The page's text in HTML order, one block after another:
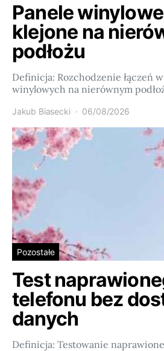
Panele
klejone na
podłożu
Definicja: Rozchodzenie łączeń
winylowych na nierównym
Jakub Biasecki 06/08/2026
Pozostałe
Test
telefonu bez
danych
Definicja: Testowanie